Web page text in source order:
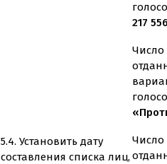
5.4. Установить дату
составления списка лиц,
217
Число
Число